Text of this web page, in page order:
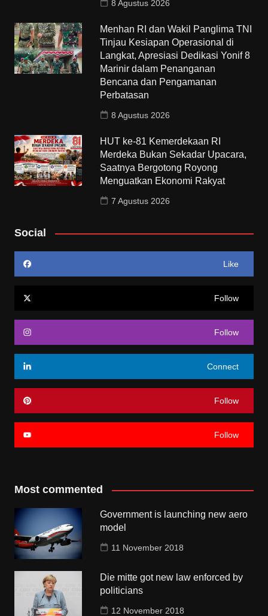
8 Agustus 2026
Menhan RI dan Wakil Panglima TNI
Tinjau Kesiapan Operasional di
Langkat, Apresiasi Dedikasi Yonif 8
Marinir dalam Penanganan
Bencana dan Pengamanan
Perbatasan
8 Agustus 2026
HUT ke-81 Kemerdekaan RI
Merdeka Bukan Sekadar Upacara,
Saatnya Bergotong Royong
Menguatkan Ekonomi Rakyat
7 Agustus 2026
Social
Like
Follow
Follow
Connect
Follow
Follow
Most commented
Government is launching new aero
model
11 November 2018
Die mitte got new law enforced by
politicians
12 November 2018